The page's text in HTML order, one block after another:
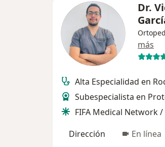
Dr.
más
Alta Especialidad en
Subespecialista en
FIFA Medical Network
Dirección
En línea